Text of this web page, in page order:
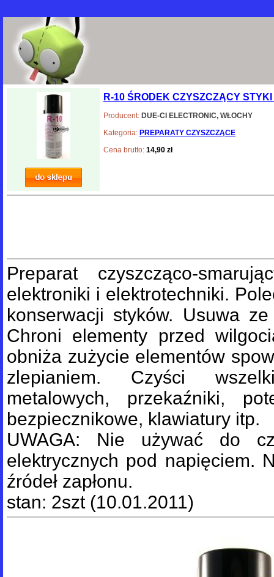
R-10 ŚRODEK CZYSZCZĄCY
Producent: DUE-CI ELECTRONIC, WŁOCHY
Kategoria: PREPARATY CZYSZCZĄCE
Cena brutto: 14,90 zł
Preparat czyszcząco-
elektroniki i elektrotechniki.
konserwacji styków. Usuwa
Chroni elementy przed
obniża zużycie elementów
zlepianiem. Czyści
metalowych, przekaźniki,
bezpiecznikowe, klawiatury itp.
UWAGA: Nie używać do
elektrycznych pod napięciem.
źródeł zapłonu.
stan: 2szt (10.01.2011)